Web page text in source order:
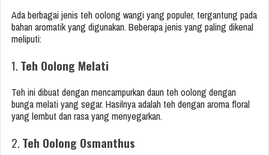
Ada berbagai jenis teh oolong wangi yang populer, tergantung pada
bahan aromatik yang digunakan. Beberapa jenis yang paling dikenal
meliputi:
1. Teh Oolong Melati
Teh ini dibuat dengan mencampurkan daun teh oolong dengan
bunga melati yang segar. Hasilnya adalah teh dengan aroma floral
yang lembut dan rasa yang menyegarkan.
2. Teh Oolong Osmanthus